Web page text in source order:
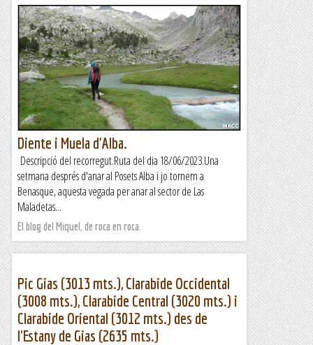
Diente i Muela d'Alba.
Descripció del recorregut.Ruta del dia 18/06/2023.Una
setmana després d'anar al Posets Alba i jo tornem a
Benasque, aquesta vegada per anar al sector de Las
Maladetas...
El blog del Miquel, de roca en roca.
Pic Gias (3013 mts.), Clarabide Occidental
(3008 mts.), Clarabide Central (3020 mts.) i
Clarabide Oriental (3012 mts.) des de
l'Estany de Gias (2635 mts.)